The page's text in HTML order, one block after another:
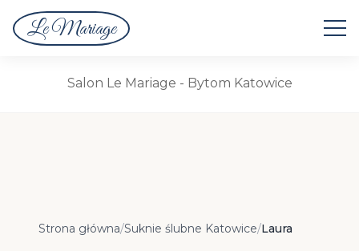
Le MariageSuknie Ślubne
Salon Le Mariage - Bytom Katowice
Strona główna/Suknie ślubne Katowice/Laura